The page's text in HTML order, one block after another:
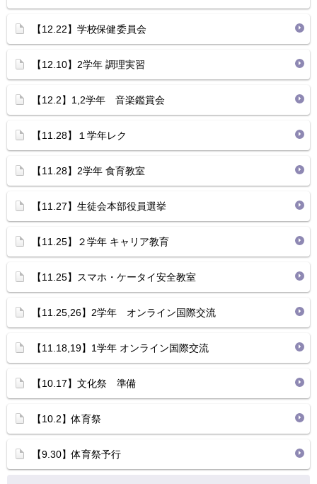
【12.22】学校保健委員会
【12.10】2学年 調理実習
【12.2】1,2学年 音楽鑑賞会
【11.28】１学年レク
【11.28】2学年 食育教室
【11.27】生徒会本部役員選挙
【11.25】２学年 キャリア教育
【11.25】スマホ・ケータイ安全教室
【11.25,26】2学年 オンライン国際交流
【11.18,19】1学年 オンライン国際交流
【10.17】文化祭 準備
【10.2】体育祭
【9.30】体育祭予行